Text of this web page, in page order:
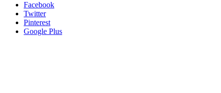
Facebook
Twitter
Pinterest
Google Plus